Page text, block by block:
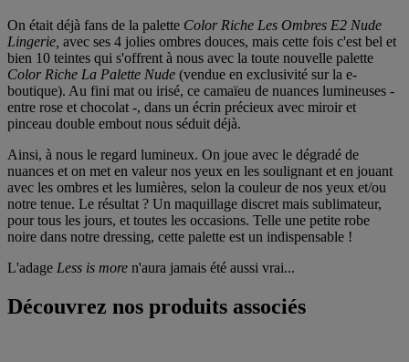
On était déjà fans de la palette Color Riche Les Ombres E2 Nude
Lingerie, avec ses 4 jolies ombres douces, mais cette fois c'est bel et
bien 10 teintes qui s'offrent à nous avec la toute nouvelle palette
Color Riche La Palette Nude (vendue en exclusivité sur la e-
boutique). Au fini mat ou irisé, ce camaïeu de nuances lumineuses -
entre rose et chocolat -, dans un écrin précieux avec miroir et
pinceau double embout nous séduit déjà.
Ainsi, à nous le regard lumineux. On joue avec le dégradé de
nuances et on met en valeur nos yeux en les soulignant et en jouant
avec les ombres et les lumières, selon la couleur de nos yeux et/ou
notre tenue. Le résultat ? Un maquillage discret mais sublimateur,
pour tous les jours, et toutes les occasions. Telle une petite robe
noire dans notre dressing, cette palette est un indispensable !
L'adage Less is more n'aura jamais été aussi vrai...
Découvrez nos produits associés